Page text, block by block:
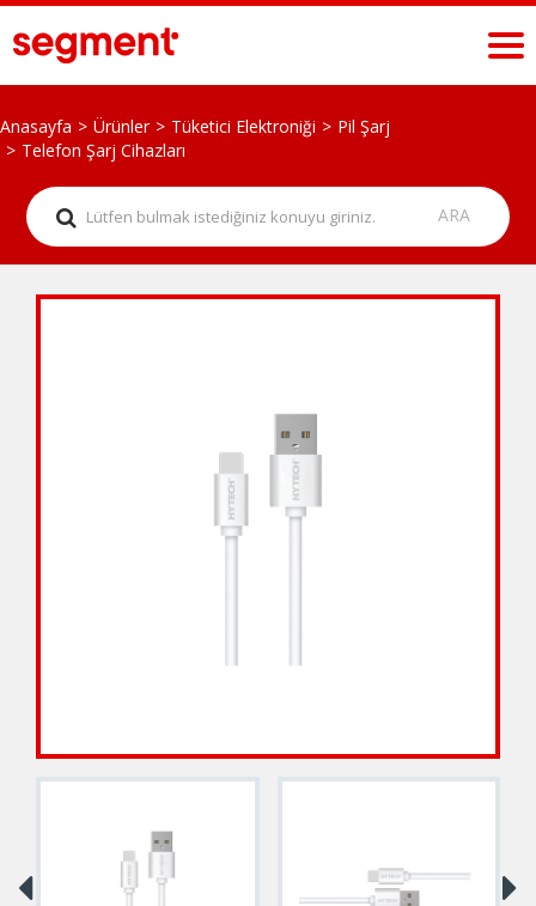
Anasayfa Ürünler Tüketici Elektroniği
Pil Şarj
Telefon Şarj Cihazları